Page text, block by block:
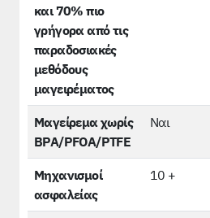
και 70% πιο
γρήγορα από τις
παραδοσιακές
μεθόδους
μαγειρέματος
Μαγείρεμα χωρίς
BPA/PFOA/PTFE
Ναι
Μηχανισμοί
ασφαλείας
10 +